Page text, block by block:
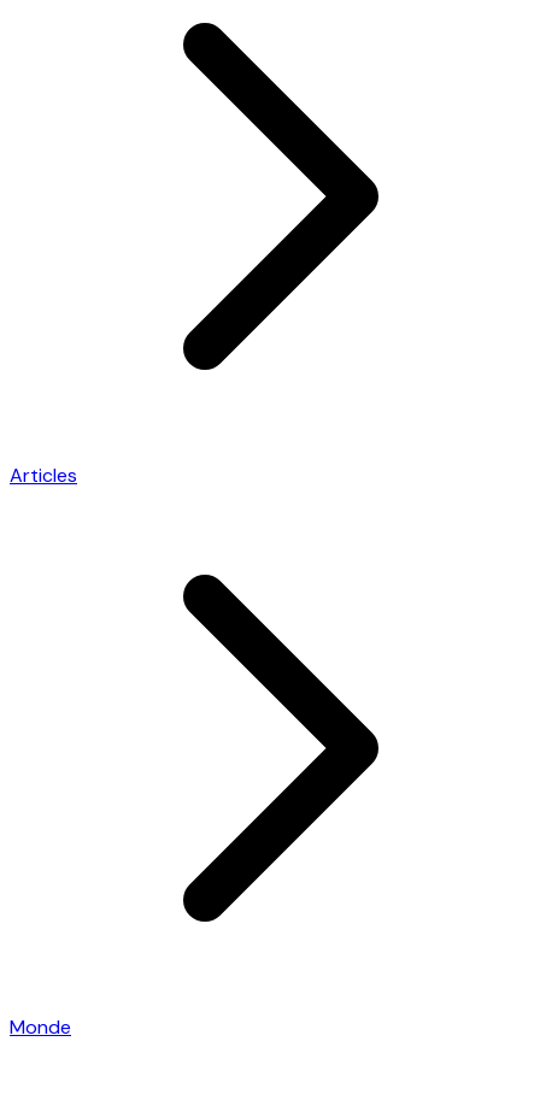
Articles
Monde